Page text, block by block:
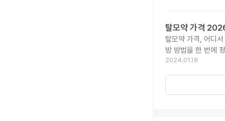
탈모약 가격
탈모약 가격, 어디
방 방법을 한 번에
2024.01.18